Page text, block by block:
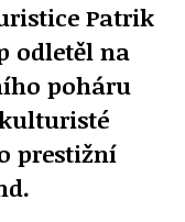
Patrik
odletěl na
poháru
prestižní